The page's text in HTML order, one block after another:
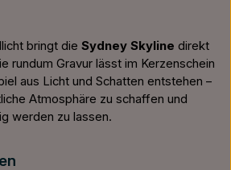
bringt die Sydney Skyline direkt
rundum Gravur lässt im Kerzenschein
aus Licht und Schatten entstehen –
Atmosphäre zu schaffen und
werden zu lassen.